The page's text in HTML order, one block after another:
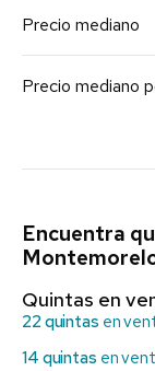
Precio mediano
Precio mediano
Encuentra
Quintas en
22 quintas en
14 quintas en